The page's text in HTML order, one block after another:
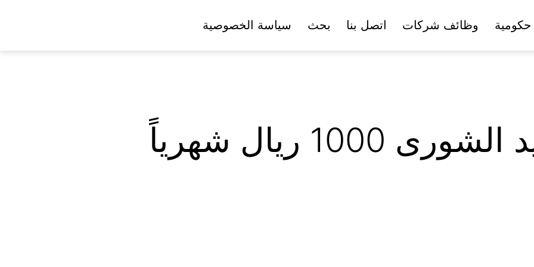
وظائف شركات اتصل بنا بحث سياسة الخصوصية
داغستاني ينتقد تحديد الشورى 1000 ريال شهرياً